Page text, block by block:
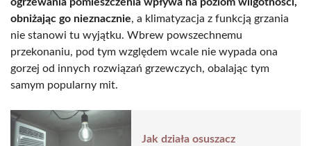
obniżając go nieznacznie, a klimatyzacja z funkcją grzania
nie stanowi tu wyjątku. Wbrew powszechnemu
przekonaniu, pod tym względem wcale nie wypada ona
gorzej od innych rozwiązań grzewczych, obalając tym
samym popularny mit.
Jak działa osuszacz